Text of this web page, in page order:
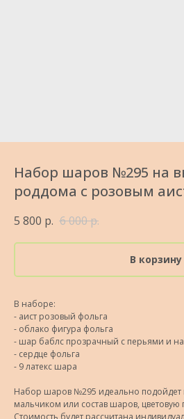
Набор шаров №295 на
роддома с розовым
5 800 р. 6 000р.
В корзину
В наборе:
- аист розовый фольга
- облако фигура фольга
- шар баблс прозрачный с перьями и
- сердце фольга
- 9 латекс шара
Набор шаров №295 идеально подойдет
мальчиком или состав шаров, цветовую